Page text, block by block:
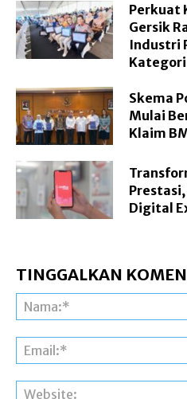
Perkuat
Gersik
Industri
Kategori
Skema
Mulai
Klaim
Digital
TINGGALKAN